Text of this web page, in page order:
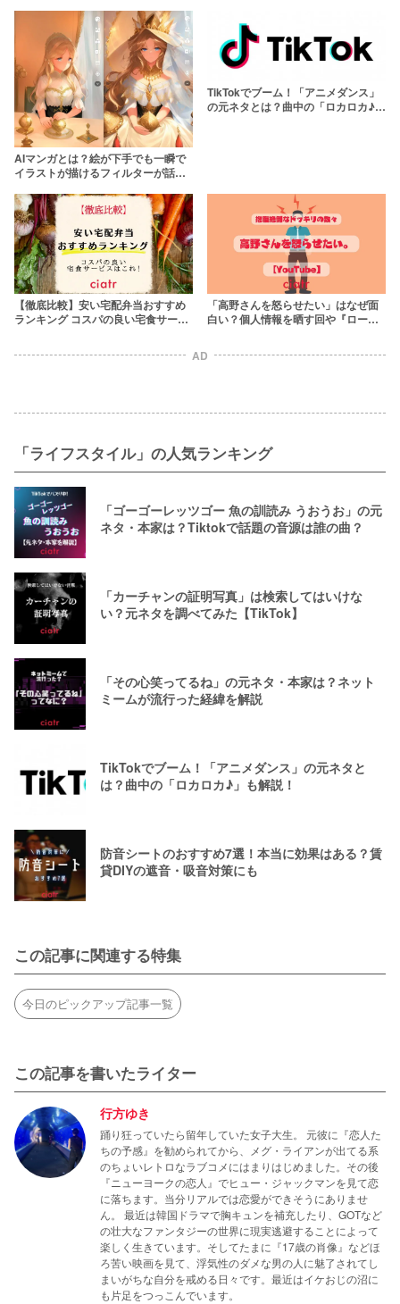
AIマンガとは？絵が下手でも一瞬で
イラストが描けるフィルターが話題
TikTokでブーム！「アニメダンス」
の元ネタとは？曲中の「ロカロカ♪」
【徹底比較】安い宅配弁当おすすめ
ランキング コスパの良い宅食サービ
「高野さんを怒らせたい」はなぜ面
白い？個人情報を晒す回や『ローマ
AD
「ライフスタイル」の人気ランキング
「ゴーゴーレッツゴー 魚の訓読み うおうお」の元
ネタ・本家は？Tiktokで話題の音源は誰の曲？
「カーチャンの証明写真」は検索してはいけな
い？元ネタを調べてみた【TikTok】
「その心笑ってるね」の元ネタ・本家は？ネット
ミームが流行った経緯を解説
TikTokでブーム！「アニメダンス」の元ネタと
は？曲中の「ロカロカ♪」も解説！
防音シートのおすすめ7選！本当に効果はある？賃
貸DIYの遮音・吸音対策にも
この記事に関連する特集
今日のピックアップ記事一覧
この記事を書いたライター
行方ゆき
踊り狂っていたら留年していた女子大生。 元彼に『恋人た
ちの予感』を勧められてから、メグ・ライアンが出てる系
のちょいレトロなラブコメにはまりはじめました。その後
『ニューヨークの恋人』でヒュー・ジャックマンを見て恋
に落ちます。当分リアルでは恋愛ができそうにありませ
ん。 最近は韓国ドラマで胸キュンを補充したり、GOTなど
の壮大なファンタジーの世界に現実逃避することによって
楽しく生きています。そしてたまに『17歳の肖像』などほ
ろ苦い映画を見て、浮気性のダメな男の人に魅了されてし
まいがちな自分を戒める日々です。最近はイケおじの沼に
も片足をつっこんでいます。